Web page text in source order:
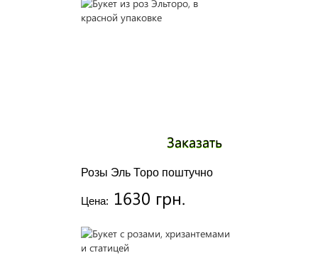
Розы Эль Торо поштучно
Цена: 1630 грн.
Заказать